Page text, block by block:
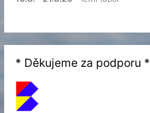
* Děkujeme za podporu *